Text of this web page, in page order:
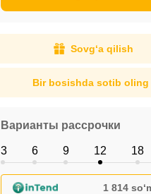
Sovg‘a qilish
Bir bosishda sotib oling
Варианты рассрочки
3 6 9 12 18
1 814